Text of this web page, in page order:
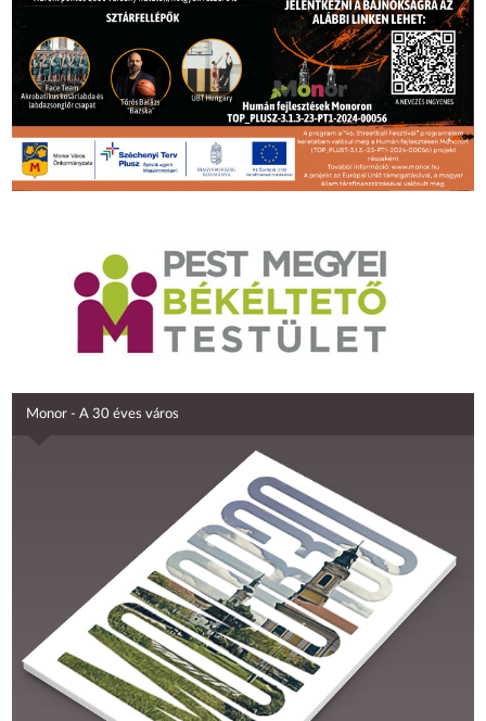
Monor - A 30 éves város